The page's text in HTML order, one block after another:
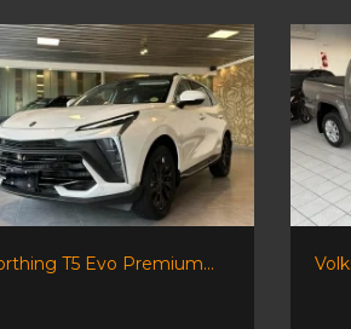
T5 Evo Premium...